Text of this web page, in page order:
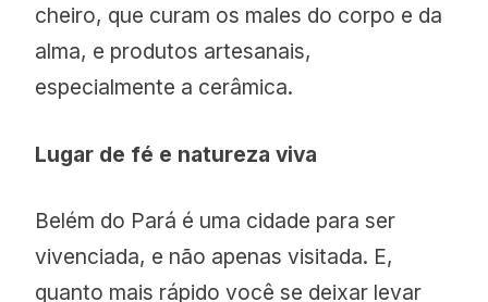
cheiro, que curam os males do corpo e da
alma, e produtos artesanais,
especialmente a cerâmica.
Lugar de fé e natureza viva
Belém do Pará é uma cidade para ser
vivenciada, e não apenas visitada. E,
quanto mais rápido você se deixar levar